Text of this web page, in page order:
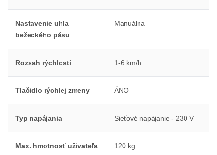
Nastavenie uhla
bežeckého pásu
Manuálna
Rozsah rýchlosti 1-6 km/h
Tlačidlo rýchlej zmeny ÁNO
Typ napájania Sieťové napájanie - 230 V
Max. hmotnosť užívateľa 120 kg